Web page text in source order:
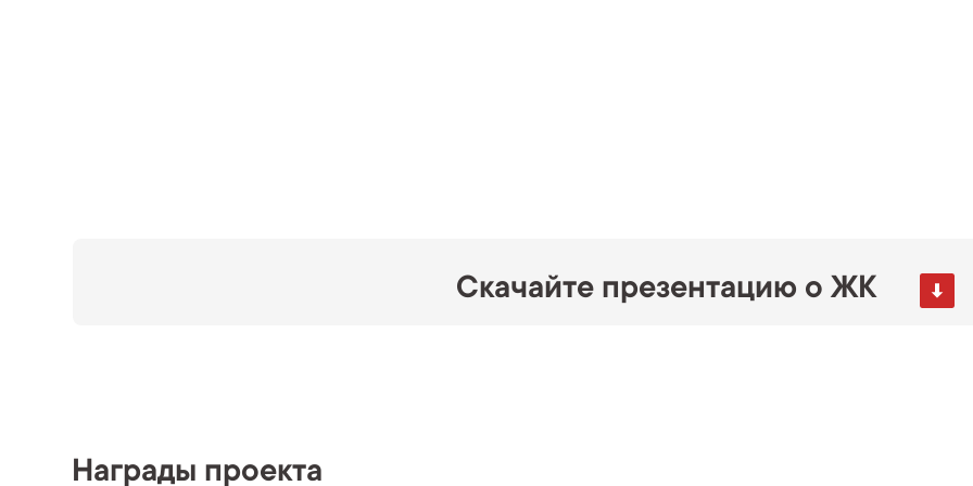
Скачайте презентацию о ЖК
Награды проекта